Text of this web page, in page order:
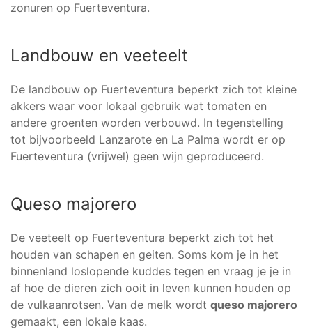
zonuren op Fuerteventura.
Landbouw en veeteelt
De landbouw op Fuerteventura beperkt zich tot kleine
akkers waar voor lokaal gebruik wat tomaten en
andere groenten worden verbouwd. In tegenstelling
tot bijvoorbeeld Lanzarote en La Palma wordt er op
Fuerteventura (vrijwel) geen wijn geproduceerd.
Queso majorero
De veeteelt op Fuerteventura beperkt zich tot het
houden van schapen en geiten. Soms kom je in het
binnenland loslopende kuddes tegen en vraag je je in
af hoe de dieren zich ooit in leven kunnen houden op
de vulkaanrotsen. Van de melk wordt queso majorero
gemaakt, een lokale kaas.